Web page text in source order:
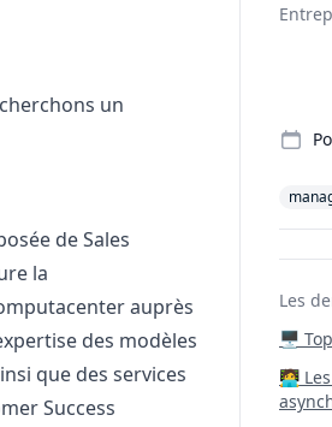
un
de Sales
la
auprès
des modèles
que des services
Success
Les
🖥️
‍🧑‍💻